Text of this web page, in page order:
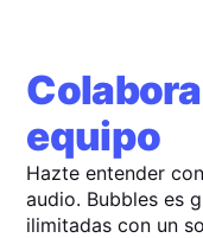
equipo
Hazte entender
audio. Bubbles es
ilimitadas con un